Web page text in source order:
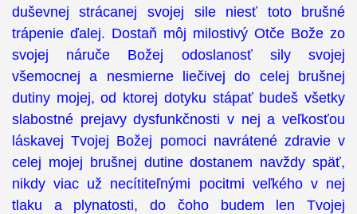
duševnej strácanej svojej sile niesť toto brušné
trápenie ďalej. Dostaň môj milostivý Otče Bože zo
svojej náruče Božej odoslanosť sily svojej
všemocnej a nesmierne liečivej do celej brušnej
dutiny mojej, od ktorej dotyku stápať budeš všetky
slabostné prejavy dysfunkčnosti v nej a veľkosťou
láskavej Tvojej Božej pomoci navrátené zdravie v
celej mojej brušnej dutine dostanem navždy späť,
nikdy viac už necítiteľnými pocitmi veľkého v nej
tlaku a plynatosti, do čoho budem len Tvojej